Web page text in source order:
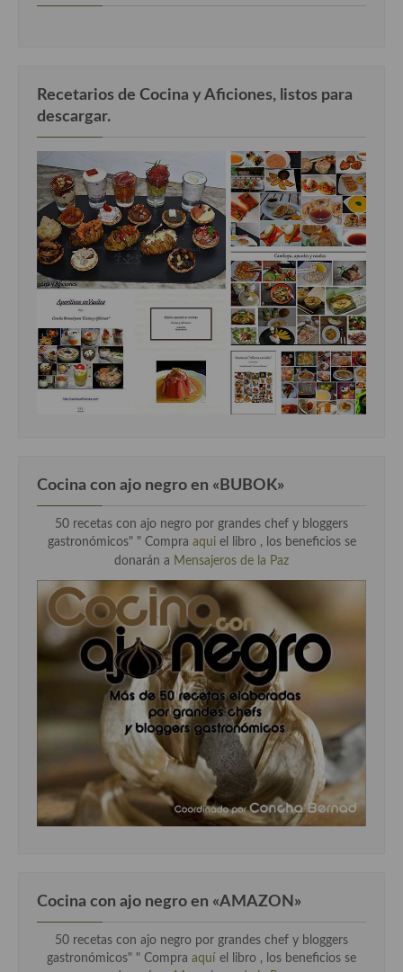
Recetarios de Cocina y Aficiones, listos para
descargar.
Cocina con ajo negro en «BUBOK»
50 recetas con ajo negro por grandes chef y bloggers
gastronómicos" " Compra aqui el libro , los beneficios se
donarán a Mensajeros de la Paz
Cocina con ajo negro en «AMAZON»
50 recetas con ajo negro por grandes chef y bloggers
gastronómicos" " Compra aquí el libro , los beneficios se